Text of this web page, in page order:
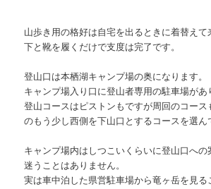
山歩き用の格好は自宅を出るときに着替え
下と靴を履くだけで支度は完了です。
登山口は本栖湖キャンプ場の奥になります。
キャンプ場入り口に登山者専用の駐車場があ
登山コースはピストンもですが周回のコー
のもう少し西側を下山口とするコースを選ん
キャンプ場内はしつこいくらいに登山口へ
迷うことはありません。
実は車中泊した県営駐車場から竜ヶ岳を見